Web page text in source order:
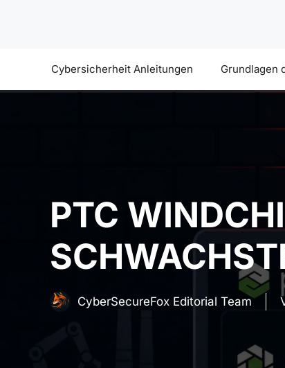
Cybersicherheit Anleitungen Grundlagen
PTC
CyberSecureFox Editorial Team